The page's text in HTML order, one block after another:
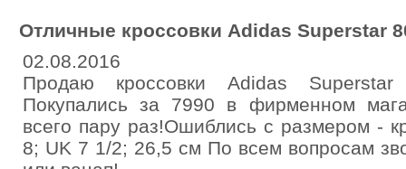
Отличные кроссовки Adidas Superstar
02.08.2016
Продаю кроссовки Adidas
Покупались за 7990 в фирменном
всего пару раз!Ошиблись с размером -
8; UK 7 1/2; 26,5 см По всем вопросам